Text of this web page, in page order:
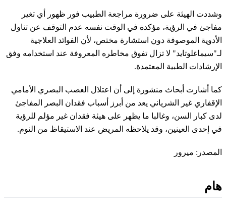
وشددت الهيئة على ضرورة مراجعة الطبيب فور ظهور أي تغير
مفاجئ في الرؤية، مؤكدة في الوقت نفسه عدم التوقف عن تناول
الأدوية الموصوفة دون استشارة مختص، لأن الفوائد العلاجية
لـ"سيماغلوتايد" لا تزال تفوق مخاطره المعروفة عند استخدامه وفق
الإرشادات الطبية المعتمدة.
كما أشارت أبحاث منشورة إلى أن اعتلال العصب البصري الأمامي
الإقفاري غير الشرياني يعد من أبرز أسباب فقدان البصر المفاجئ
لدى كبار السن، وغالبا ما يظهر على هيئة فقدان غير مؤلم للرؤية
في إحدى العينين، وقد يلاحظه المريض عند الاستيقاظ من النوم.
المصدر: ميرور
هام